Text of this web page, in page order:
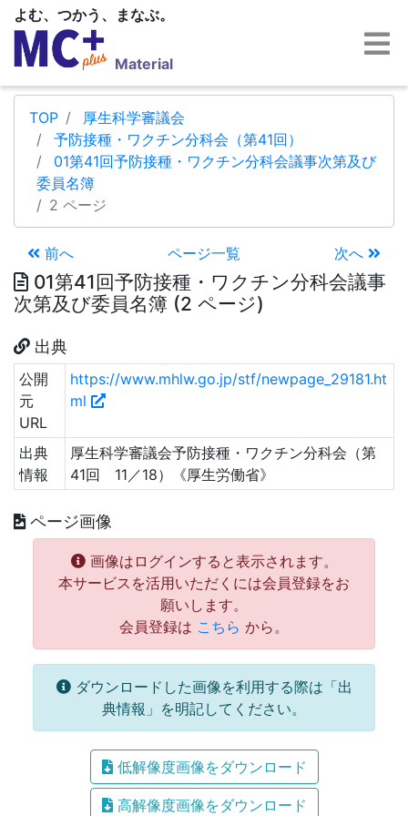
よむ、つかう、まなぶ。
Material
TOP
厚生科学審議会
予防接種・ワクチン分科会（第41回）
01第41回予防接種・ワクチン分科会議事次第及び
委員名簿
2 ページ
前へ ページ一覧 次へ
01第41回予防接種・ワクチン分科会議事
次第及び委員名簿 (2 ページ)
出典
公開
元
URL
https://www.mhlw.go.jp/stf/newpage_29181.ht
ml
出典
情報
厚生科学審議会予防接種・ワクチン分科会（第
41回 11／18）《厚生労働省》
ページ画像
画像はログインすると表示されます。
本サービスを活用いただくには会員登録をお
願いします。
会員登録は こちら から。
ダウンロードした画像を利用する際は「出
典情報」を明記してください。
低解像度画像をダウンロード
高解像度画像をダウンロード